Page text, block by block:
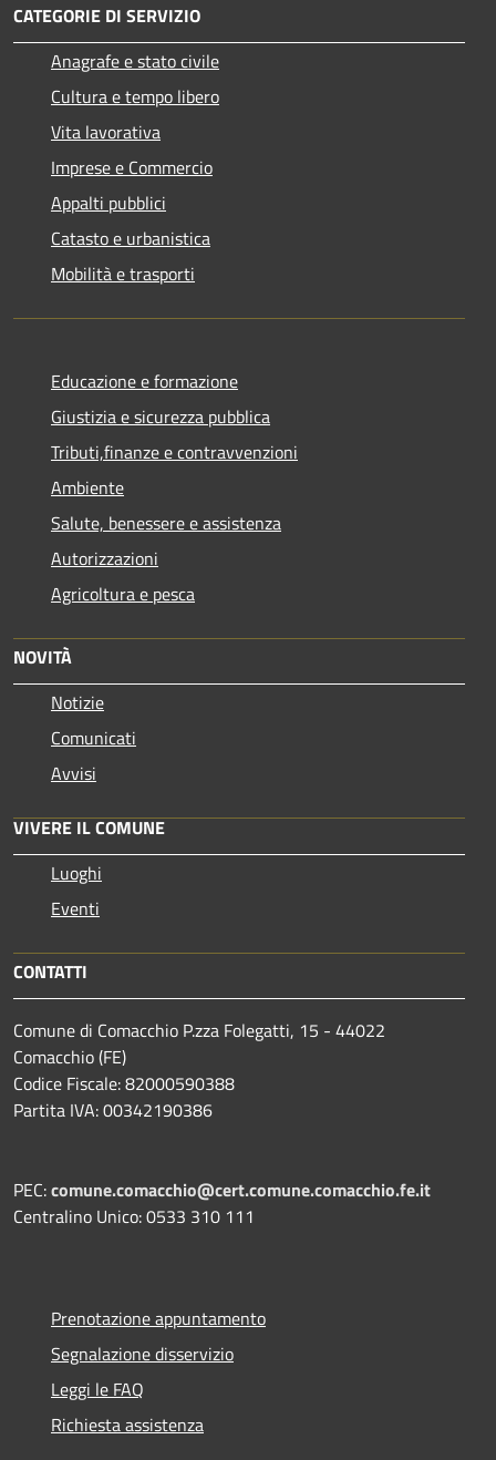
CATEGORIE DI SERVIZIO
Anagrafe e stato civile
Cultura e tempo libero
Vita lavorativa
Imprese e Commercio
Appalti pubblici
Catasto e urbanistica
Mobilità e trasporti
Educazione e formazione
Giustizia e sicurezza pubblica
Tributi,finanze e contravvenzioni
Ambiente
Salute, benessere e assistenza
Autorizzazioni
Agricoltura e pesca
NOVITÀ
Notizie
Comunicati
Avvisi
VIVERE IL COMUNE
Luoghi
Eventi
CONTATTI
Comune di Comacchio P.zza Folegatti, 15 - 44022
Comacchio (FE)
Codice Fiscale: 82000590388
Partita IVA: 00342190386
PEC:comune.comacchio@cert.comune.comacchio.fe.it
Centralino Unico: 0533 310 111
Prenotazione appuntamento
Segnalazione disservizio
Leggi le FAQ
Richiesta assistenza